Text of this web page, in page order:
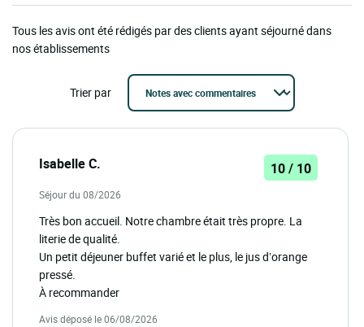
Tous les avis ont été rédigés par des clients ayant séjourné dans
nos établissements
Trier par
Isabelle C. 10 / 10
Séjour du 08/2026
Très bon accueil. Notre chambre était très propre. La
literie de qualité.
Un petit déjeuner buffet varié et le plus, le jus d’orange
pressé.
À recommander
Avis déposé le 06/08/2026